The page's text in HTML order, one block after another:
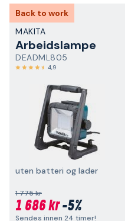
Back to work
MAKITA
Arbeidslampe
DEADML805
4,9
uten batteri og lader
1 775 kr
1 686 kr-5%
Sendes innen 24 timer!